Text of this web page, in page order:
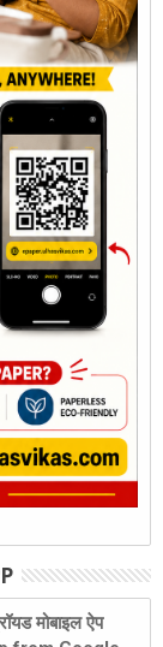
मोबाइल ऐप